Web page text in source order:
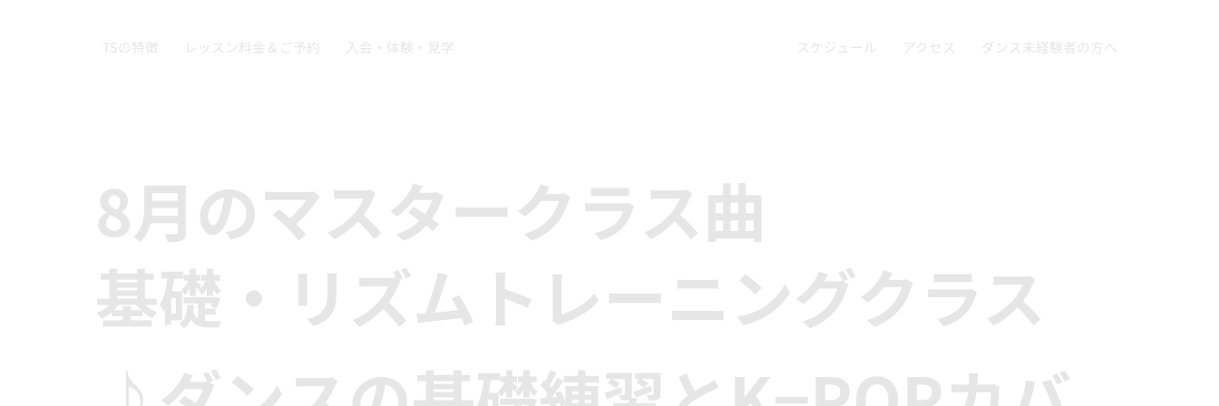
TSの特徴 レッスン料金＆ご予約 入会・体験・見学 スケジュール アクセス ダンス未経験者の方へ
8月のマスタークラス曲
基礎・リズムトレーニングクラス